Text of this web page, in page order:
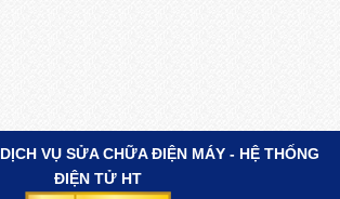
DỊCH VỤ SỬA CHỮA ĐIỆN MÁY - HỆ THỐNG
ĐIỆN TỬ HT